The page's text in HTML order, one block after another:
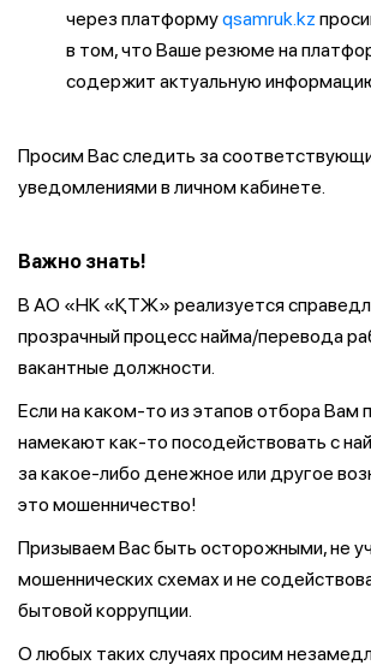
через платформуqsamruk.kz
в том, что Ваше резюме на
содержит актуальную
Просим Вас следить за
уведомлениями в личном кабинете.
Важно знать!
В АО «НК «ҚТЖ» реализуется
прозрачный процесс найма/перевода
вакантные должности.
Если на каком-то из этапов отбора Вам
намекают как-то посодействовать с
за какое-либо денежное или другое
это мошенничество!
Призываем Вас быть осторожными, не
мошеннических схемах и не
бытовой коррупции.
О любых таких случаях просим